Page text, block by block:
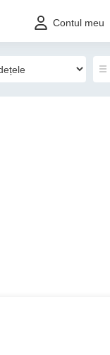
Contul meu